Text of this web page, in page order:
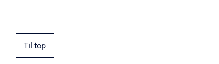
Til top